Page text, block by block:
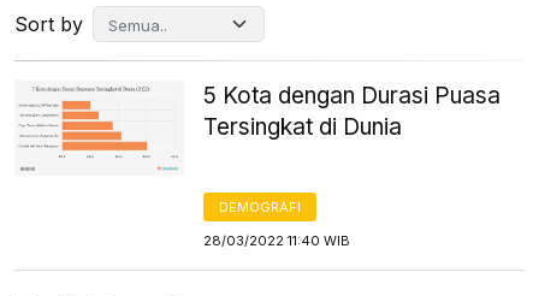
Sort by
5 Kota dengan Durasi Puasa
Tersingkat di Dunia
DEMOGRAFI
28/03/2022 11:40 WIB